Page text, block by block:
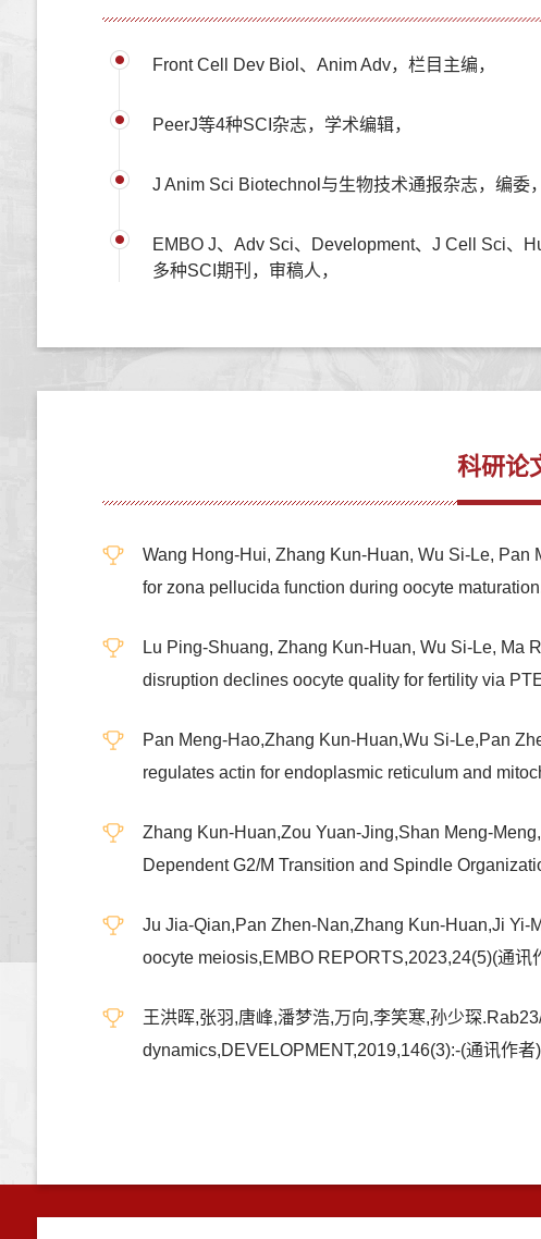
Front Cell Dev Biol、Anim Adv，栏目主编，
PeerJ等4种SCI杂志，学术编辑，
J Anim Sci Biotechnol与生物技术通报杂志，编委，
EMBO J、Adv Sci、Development、J Cell Sci、
多种SCI期刊，审稿人，
科研论
Wang Hong-Hui, Zhang Kun-Huan, Wu Si-Le,
for zona pellucida function during oocyte
Lu Ping-Shuang, Zhang Kun-Huan, Wu Si-Le, Ma
disruption declines oocyte quality for fertility via
Pan Meng-Hao,Zhang Kun-Huan,Wu Si-Le,Pan
regulates actin for endoplasmic reticulum and
Zhang Kun-Huan,Zou Yuan-Jing,Shan Meng-
Dependent G2/M Transition and Spindle
Ju Jia-Qian,Pan Zhen-Nan,Zhang Kun-Huan,Ji
oocyte meiosis,EMBO REPORTS,2023,24(5)(通讯
王洪晖,张羽,唐峰,潘梦浩,万向,李笑寒,孙少琛
dynamics,DEVELOPMENT,2019,146(3):-(通讯作者)